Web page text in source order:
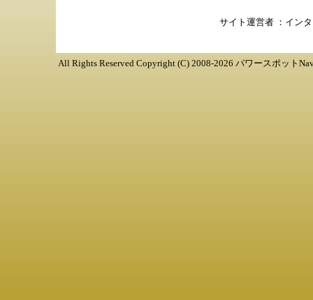
サイト運営者 ： イン
All Rights Reserved Copyright (C) 2008-2026 パワースポット